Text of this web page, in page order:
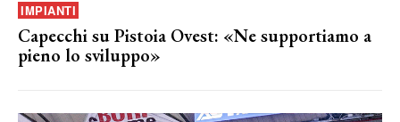
IMPIANTI
Capecchi su Pistoia Ovest: «Ne supportiamo a
pieno lo sviluppo»